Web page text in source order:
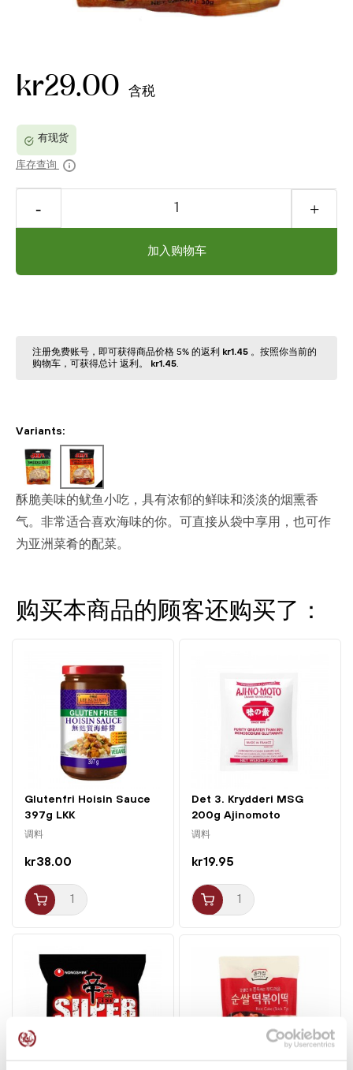
注册免费账号，即可获得商品价格 5% 的返利 kr1.45 。按照你当前的
购物⻋，可获得总计 返利。
kr1.45.
Variants:
酥脆美味的鱿鱼小吃，具有浓郁的鲜味和淡淡的烟熏香
气。非常适合喜欢海味的你。可直接从袋中享用，也可作
为亚洲菜肴的配菜。
kr29.00 含税
库存查询
加入购物车
购买本商品的顾客还购买了：
Glutenfri Hoisin Sauce
397g LKK
调料
kr38.00
Det 3. Krydderi MSG
200g Ajinomoto
调料
kr19.95